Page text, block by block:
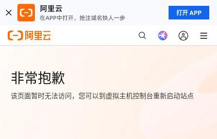
打开 APP
非常抱歉
该页面暂时无法访问，您可以到虚拟主机控制台重新启动站点